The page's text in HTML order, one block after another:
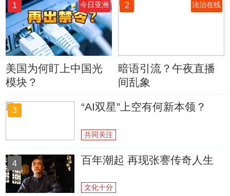
1 今日亚洲
美国为何盯上中国光
模块？
2 法治在线
暗语引流？午夜直播
间乱象
3 “AI双星”上空有何新本领？
共同关注
4 百年潮起 再现张謇传奇人生
文化十分